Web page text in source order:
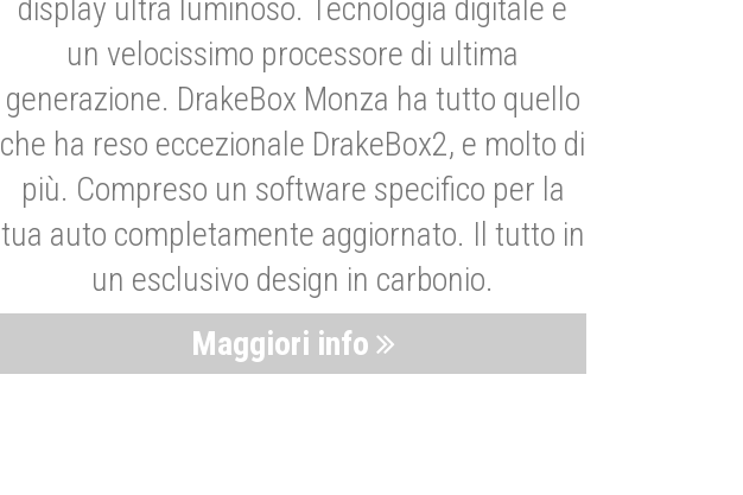
display ultra luminoso. Tecnologia digitale e
un velocissimo processore di ultima
generazione. DrakeBox Monza ha tutto quello
che ha reso eccezionale DrakeBox2, e molto di
più. Compreso un software specifico per la
tua auto completamente aggiornato. Il tutto in
un esclusivo design in carbonio.
Maggiori info